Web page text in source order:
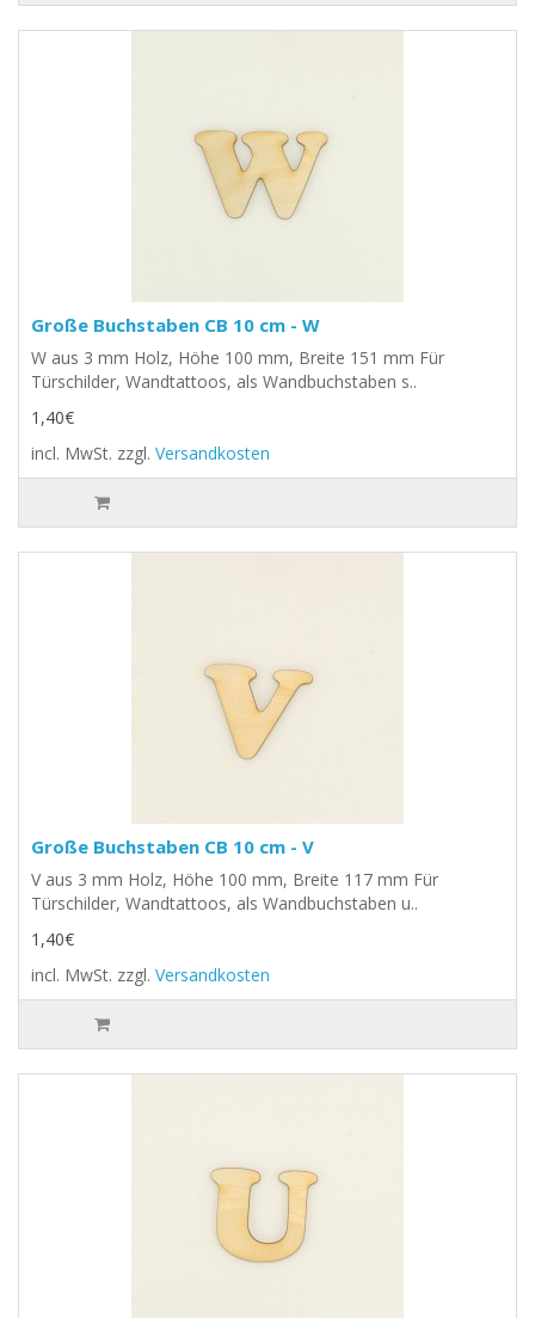
Große Buchstaben CB 10 cm - W
W aus 3 mm Holz, Höhe 100 mm, Breite 151 mm Für
Türschilder, Wandtattoos, als Wandbuchstaben s..
1,40€
incl. MwSt. zzgl. Versandkosten
Große Buchstaben CB 10 cm - V
V aus 3 mm Holz, Höhe 100 mm, Breite 117 mm Für
Türschilder, Wandtattoos, als Wandbuchstaben u..
1,40€
incl. MwSt. zzgl. Versandkosten